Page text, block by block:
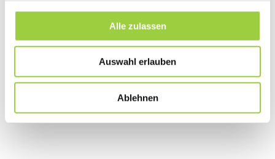
Alle zulassen
Auswahl erlauben
Ablehnen
(Required)